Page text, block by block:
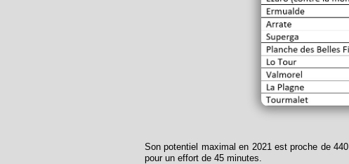
Son potentiel maximal en 2021 est proche de 440
pour un effort de 45 minutes.